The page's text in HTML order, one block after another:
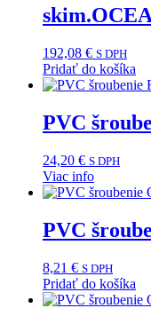
192,08 € S DPH
Pridať do košíka
PVC
24,20 € S DPH
Viac info
PVC
8,21 € S DPH
Pridať do košíka